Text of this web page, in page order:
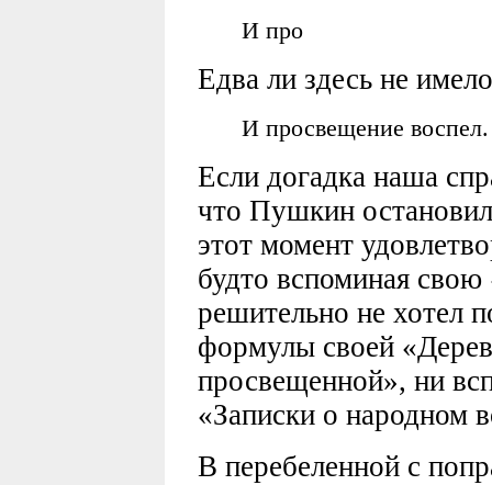
И про
Едва ли здесь не
И просвещение воспел.
Если догадка наша
что Пушкин
этот момент
будто вспоминая
решительно не хотел
формулы своей
просвещенной», ни
«Записки о народном
В перебеленной с